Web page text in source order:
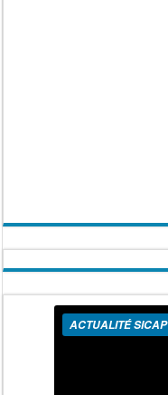
ACTUALITÉ SICAP